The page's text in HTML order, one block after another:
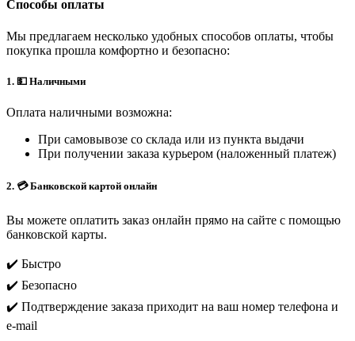
Способы оплаты
Мы предлагаем несколько удобных способов оплаты, чтобы
покупка прошла комфортно и безопасно:
1. 💵 Наличными
Оплата наличными возможна:
При самовывозе со склада или из пункта выдачи
При получении заказа курьером (наложенный платеж)
2. 💳 Банковской картой онлайн
Вы можете оплатить заказ онлайн прямо на сайте с помощью
банковской карты.
✔️ Быстро
✔️ Безопасно
✔️ Подтверждение заказа приходит на ваш номер телефона и
e-mail